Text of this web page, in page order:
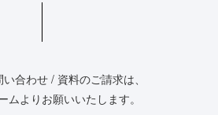
合わせ / 資料のご請求は、
ムよりお願いいたします。